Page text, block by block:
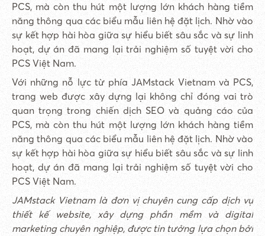
PCS, mà còn thu hút một lượng lớn khách hàng tiềm
năng thông qua các biểu mẫu liên hệ đặt lịch. Nhờ vào
sự kết hợp hài hòa giữa sự hiểu biết sâu sắc và sự linh
hoạt, dự án đã mang lại trải nghiệm số tuyệt vời cho
PCS Việt Nam.
Với những nỗ lực từ phía JAMstack Vietnam và PCS,
trang web được xây dựng lại không chỉ đóng vai trò
quan trọng trong chiến dịch SEO và quảng cáo của
PCS, mà còn thu hút một lượng lớn khách hàng tiềm
năng thông qua các biểu mẫu liên hệ đặt lịch. Nhờ vào
sự kết hợp hài hòa giữa sự hiểu biết sâu sắc và sự linh
hoạt, dự án đã mang lại trải nghiệm số tuyệt vời cho
PCS Việt Nam.
JAMstack Vietnam là đơn vị chuyên cung cấp dịch vụ
thiết kế website, xây dựng phần mềm và digital
marketing chuyên nghiệp, được tin tưởng lựa chọn bởi